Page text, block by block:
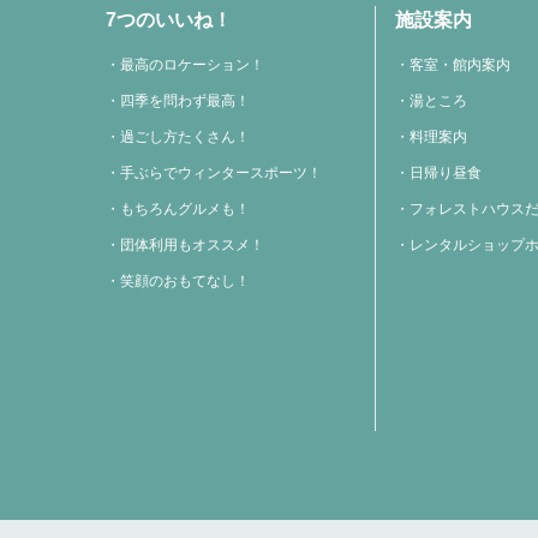
7つのいいね！
最高のロケーション！
四季を問わず最高！
過ごし方たくさん！
手ぶらでウィンタースポーツ！
もちろんグルメも！
団体利用もオススメ！
笑顔のおもてなし！
施設案内
客室・館内案内
湯ところ
料理案内
日帰り昼食
フォレストハウス
レンタルショップ